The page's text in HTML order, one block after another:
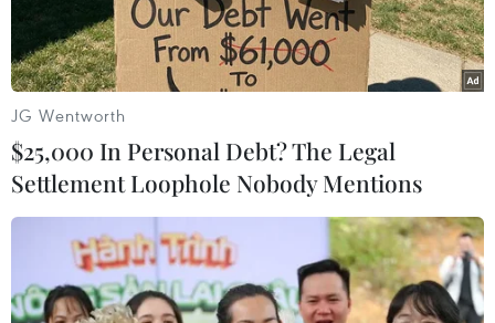
JG Wentworth
$25,000 In Personal Debt? The Legal
Settlement Loophole Nobody Mentions